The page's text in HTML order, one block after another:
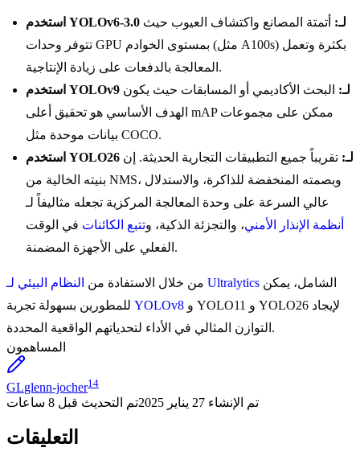
استخدم YOLOv6-3.0 لـ: أتمتة المصانع واكتشاف العيوب حيث
تتوفر وحدات GPU بمستوى الخوادم (مثل A100s) بكثرة وتعمل
المعالجة بالدفعات على زيادة الإنتاجية.
استخدم YOLOv9 لـ: البحث الأكاديمي أو المسابقات حيث يكون
الهدف الأساسي هو تحقيق أعلى mAP ممكن على مجموعات
بيانات موحدة مثل COCO.
استخدم YOLO26 لـ: تقريباً جميع التطبيقات التجارية الحديثة. إن
بنيته الخالية من NMS، وبصمته المنخفضة للذاكرة، والاستدلال
عالي السرعة على وحدة المعالجة المركزية تجعله مثاليفاً لـ
أنظمة الإنذار الأمني، والتجزئة الذكية، وتتبع الكائنات في الوقت
الفعلي على الأجهزة المضمنة.
من خلال الاستفادة من النظام البيئي لـ Ultralytics
YOLOv8
التوازن المثالي في الأداء لتحدياتهم الواقعية المحددة.
المساهمون
GLglenn-jocher14
تم الإنشاء 27 يناير 2025 تم التحديث قبل 8 ساعات
التعليقات